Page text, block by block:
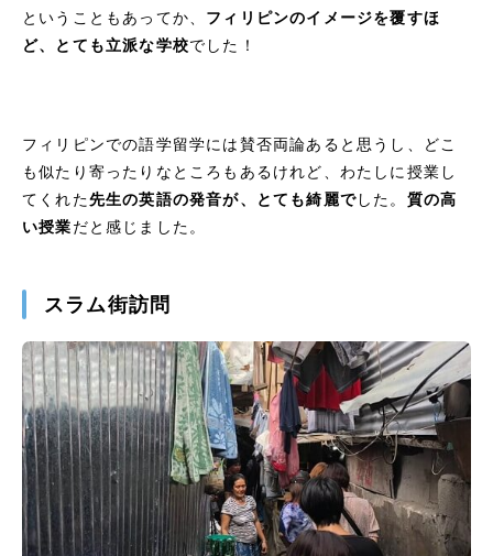
ということもあってか、 フィリピンのイメージを覆すほ
ど、とても立派な学校でした！
フィリピンでの語学留学には賛否両論あると思うし、どこ
も似たり寄ったりなところもあるけれど、わたしに授業し
てくれた先生の英語の発音が、とても綺麗でした。 質の高
い授業だと感じました。
スラム街訪問